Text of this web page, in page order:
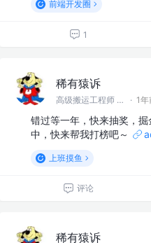
前端开发圈
1
稀有猿诉
高级搬运工程师 @稀有猿诉 · 1年
错过等一年，快来抽奖，
中，快来帮我打榜吧～
上班摸鱼
评论
稀有猿诉